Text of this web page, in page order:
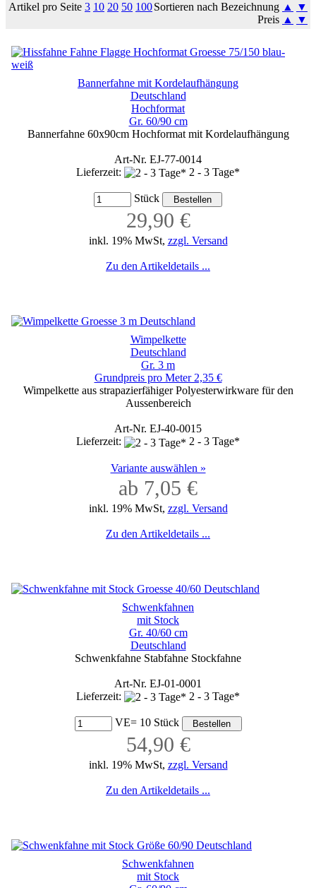
Artikel pro Seite 3 10 20 50 100Sortieren nach Bezeichnung ▲
▼
Preis ▲ ▼
Bannerfahne mit Kordelaufhängung
Deutschland
Hochformat
Gr. 60/90 cm
Bannerfahne 60x90cm Hochformat mit Kordelaufhängung
Art-Nr. EJ-77-0014
Lieferzeit:
2 - 3 Tage*
Stück
29,90 €
inkl. 19% MwSt, zzgl. Versand
Zu den Artikeldetails ...
Wimpelkette
Deutschland
Gr. 3 m
Grundpreis pro Meter 2,35 €
Wimpelkette aus strapazierfähiger Polyesterwirkware für den
Aussenbereich
Art-Nr. EJ-40-0015
Lieferzeit:
2 - 3 Tage*
Variante auswählen »
ab 7,05 €
inkl. 19% MwSt, zzgl. Versand
Zu den Artikeldetails ...
Schwenkfahnen
mit Stock
Gr. 40/60 cm
Deutschland
Schwenkfahne Stabfahne Stockfahne
Art-Nr. EJ-01-0001
Lieferzeit:
2 - 3 Tage*
VE= 10 Stück
54,90 €
inkl. 19% MwSt, zzgl. Versand
Zu den Artikeldetails ...
Schwenkfahnen
mit Stock